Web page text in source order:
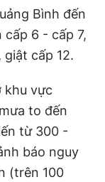
Bình đến
cấp 6 - cấp 7,
cấp 12.
khu vực
to đến
từ 300 -
báo nguy
(trên 100